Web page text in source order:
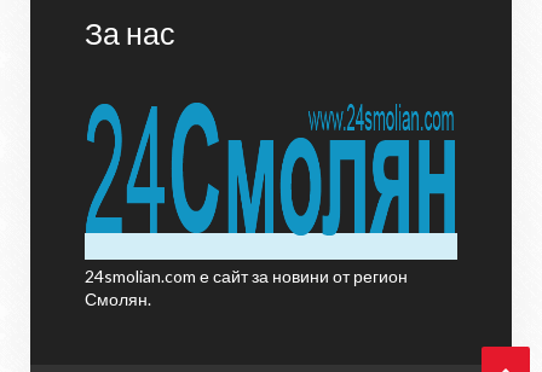
За нас
24smolian.com е сайт за новини от регион
Смолян.